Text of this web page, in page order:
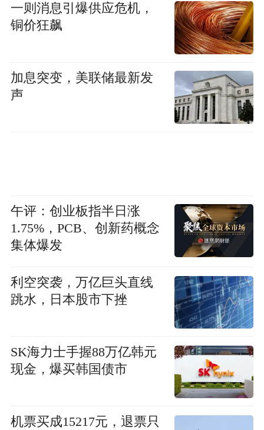
一则消息引爆供应危机，
铜价狂飙
加息突变，美联储最新发
声
午评：创业板指半日涨
1.75%，PCB、创新药概念
集体爆发
利空突袭，万亿巨头直线
跳水，日本股市下挫
SK海力士手握88万亿韩元
现金，爆买韩国债市
机票买成15217元，退票只